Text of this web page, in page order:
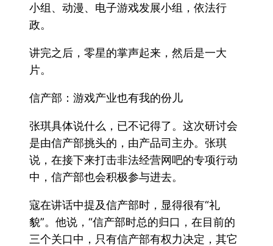
小组、动漫、电子游戏发展小组，依法行
政。
讲完之后，零星的掌声起来，然后是一大
片。
信产部：游戏产业也有我的份儿
张琪具体说什么，已不记得了。这次研讨会
是由信产部挑头的，由产品司主办。张琪
说，在接下来打击非法经营网吧的专项行动
中，信产部也会积极参与进去。
寇在讲话中提及信产部时，显得很有“礼
貌”。他说，“信产部时总的归口，在目前的
三个关口中，只有信产部有权力决定，其它